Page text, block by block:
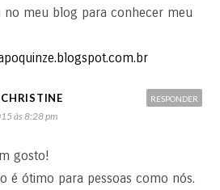
no meu blog para conhecer meu
às 8:28 pm
gosto!
é ótimo para pessoas como nós.
RESPONDER